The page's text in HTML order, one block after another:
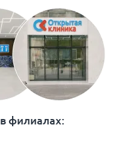
филиалах: